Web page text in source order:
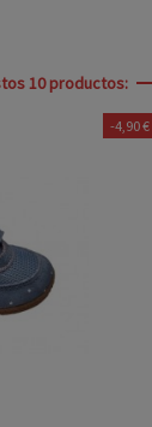
10 productos:
-4,90 €